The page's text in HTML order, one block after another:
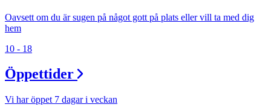
Oavsett om du är sugen på något gott på plats eller vill ta med dig
hem
10 - 18
Öppettider
Vi har öppet 7 dagar i veckan